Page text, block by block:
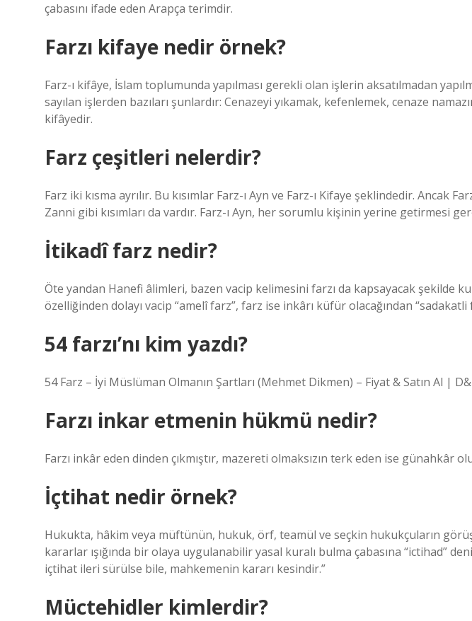
çabasını ifade eden Arapça terimdir.
Farzı kifaye nedir örnek?
Farz-ı kifâye, İslam toplumunda yapılması gerekli olan işlerin aksatılmadan
sayılan işlerden bazıları şunlardır: Cenazeyi yıkamak, kefenlemek, cenaze
kifâyedir.
Farz çeşitleri nelerdir?
Farz iki kısma ayrılır. Bu kısımlar Farz-ı Ayn ve Farz-ı Kifaye şeklindedir. Ancak
Zanni gibi kısımları da vardır. Farz-ı Ayn, her sorumlu kişinin yerine getirmesi
İtikadî farz nedir?
Öte yandan Hanefi âlimleri, bazen vacip kelimesini farzı da kapsayacak şekilde
özelliğinden dolayı vacip “amelî farz”, farz ise inkârı küfür olacağından “sadakatli
54 farzı’nı kim yazdı?
54 Farz – İyi Müslüman Olmanın Şartları (Mehmet Dikmen) – Fiyat & Satın Al |
Farzı inkar etmenin hükmü nedir?
Farzı inkâr eden dinden çıkmıştır, mazereti olmaksızın terk eden ise günahkâr
İçtihat nedir örnek?
Hukukta, hâkim veya müftünün, hukuk, örf, teamül ve seçkin hukukçuların
kararlar ışığında bir olaya uygulanabilir yasal kuralı bulma çabasına “ictihad”
içtihat ileri sürülse bile, mahkemenin kararı kesindir.”
Müctehidler kimlerdir?